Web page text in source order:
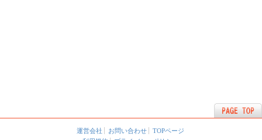
運営会社 お問い合わせ
TOPページ